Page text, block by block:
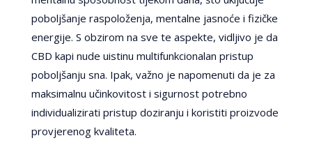
poboljšanje raspoloženja, mentalne jasnoće i fizičke
energije. S obzirom na sve te aspekte, vidljivo je da
CBD kapi nude uistinu multifunkcionalan pristup
poboljšanju sna. Ipak, važno je napomenuti da je za
maksimalnu učinkovitost i sigurnost potrebno
individualizirati pristup doziranju i koristiti proizvode
provjerenog kvaliteta.